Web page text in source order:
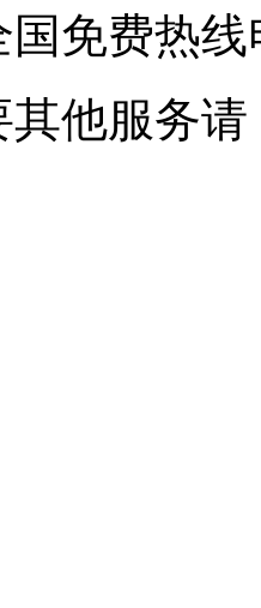
国免费热线
其他服务